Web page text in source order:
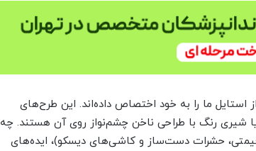
ما را به خود اختصاص داده‌اند. این طرح‌های
شیری رنگ با طراحی ناخن چشم‌نواز روی آن هستند. چه
حشرات دست‌ساز و کاشی‌های دیسکو)، ایده‌های